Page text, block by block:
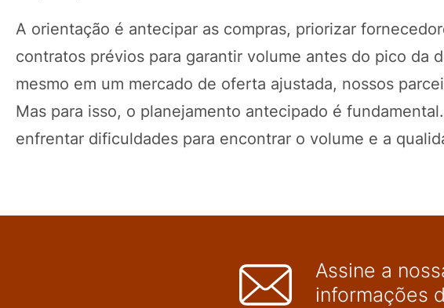
A orientação é antecipar as compras, priorizar
contratos prévios para garantir volume antes do pico da
mesmo em um mercado de oferta ajustada, nossos
Mas para isso, o planejamento antecipado é
enfrentar dificuldades para encontrar o volume e a
Assine a
informações